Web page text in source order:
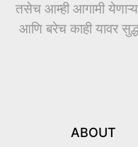
तसेच आम्ही आगामी
आणि बरेच काही यावर
ABOUT